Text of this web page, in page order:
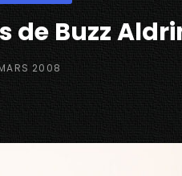
de Buzz
2008